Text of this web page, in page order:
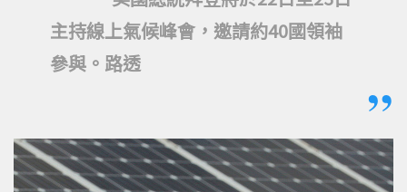
主持線上氣候峰會，邀請約40國領袖
參與。路透